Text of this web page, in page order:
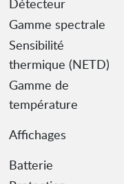
Détecteur
Gamme spectrale
Sensibilité
thermique (NETD)
Gamme de
température
Affichages
Batterie